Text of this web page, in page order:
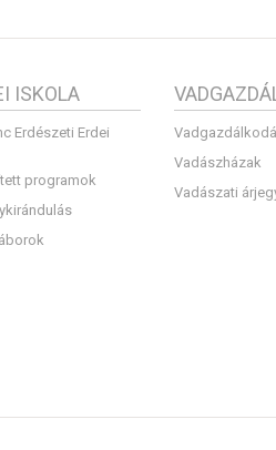
ISKOLA
Erdészeti Erdei
programok
Vadászházak
Vadászati